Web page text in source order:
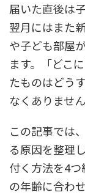
届いた直後は
翌月にはまた
や子ども部屋
ます。「どこ
たものはどう
なくありません
この記事では
る原因を整理
付く方法を4
の年齢に合わ